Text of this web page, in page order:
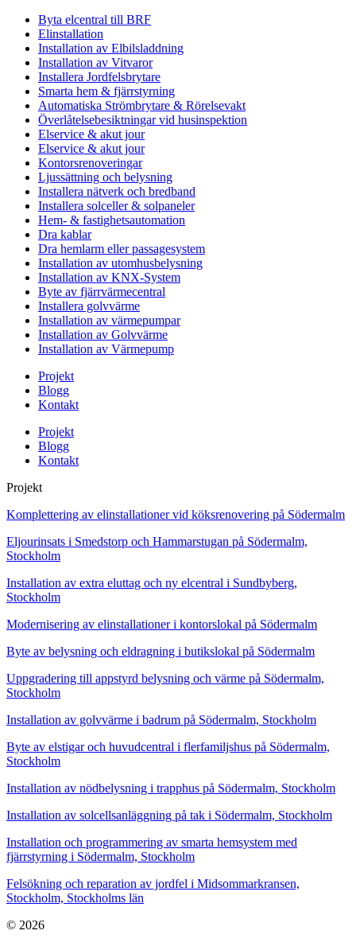
Byta elcentral till BRF
Elinstallation
Installation av Elbilsladdning
Installation av Vitvaror
Installera Jordfelsbrytare
Smarta hem & fjärrstyrning
Automatiska Strömbrytare & Rörelsevakt
Överlåtelsebesiktningar vid husinspektion
Elservice & akut jour
Elservice & akut jour
Kontorsrenoveringar
Ljussättning och belysning
Installera nätverk och bredband
Installera solceller & solpaneler
Hem- & fastighetsautomation
Dra kablar
Dra hemlarm eller passagesystem
Installation av utomhusbelysning
Installation av KNX-System
Byte av fjärrvärmecentral
Installera golvvärme
Installation av värmepumpar
Installation av Golvvärme
Installation av Värmepump
Projekt
Blogg
Kontakt
Projekt
Blogg
Kontakt
Projekt
Komplettering av elinstallationer vid köksrenovering på Södermalm
Eljourinsats i Smedstorp och Hammarstugan på Södermalm,
Stockholm
Installation av extra eluttag och ny elcentral i Sundbyberg,
Stockholm
Modernisering av elinstallationer i kontorslokal på Södermalm
Byte av belysning och eldragning i butikslokal på Södermalm
Uppgradering till appstyrd belysning och värme på Södermalm,
Stockholm
Installation av golvvärme i badrum på Södermalm, Stockholm
Byte av elstigar och huvudcentral i flerfamiljshus på Södermalm,
Stockholm
Installation av nödbelysning i trapphus på Södermalm, Stockholm
Installation av solcellsanläggning på tak i Södermalm, Stockholm
Installation och programmering av smarta hemsystem med
fjärrstyrning i Södermalm, Stockholm
Felsökning och reparation av jordfel i Midsommarkransen,
Stockholm, Stockholms län
© 2026